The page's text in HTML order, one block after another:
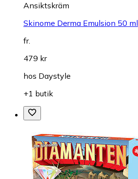
Ansiktskräm
Skinome Derma Emulsion 50 ml
fr.
479 kr
hos Daystyle
+1 butik